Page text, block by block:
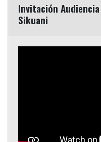
Invitación
Sikuani